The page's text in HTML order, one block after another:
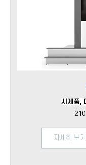
시제품,
자세히 보기